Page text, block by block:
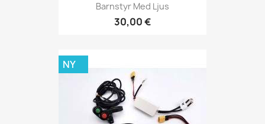
Barnstyr Med Ljus
30,00 €
NY